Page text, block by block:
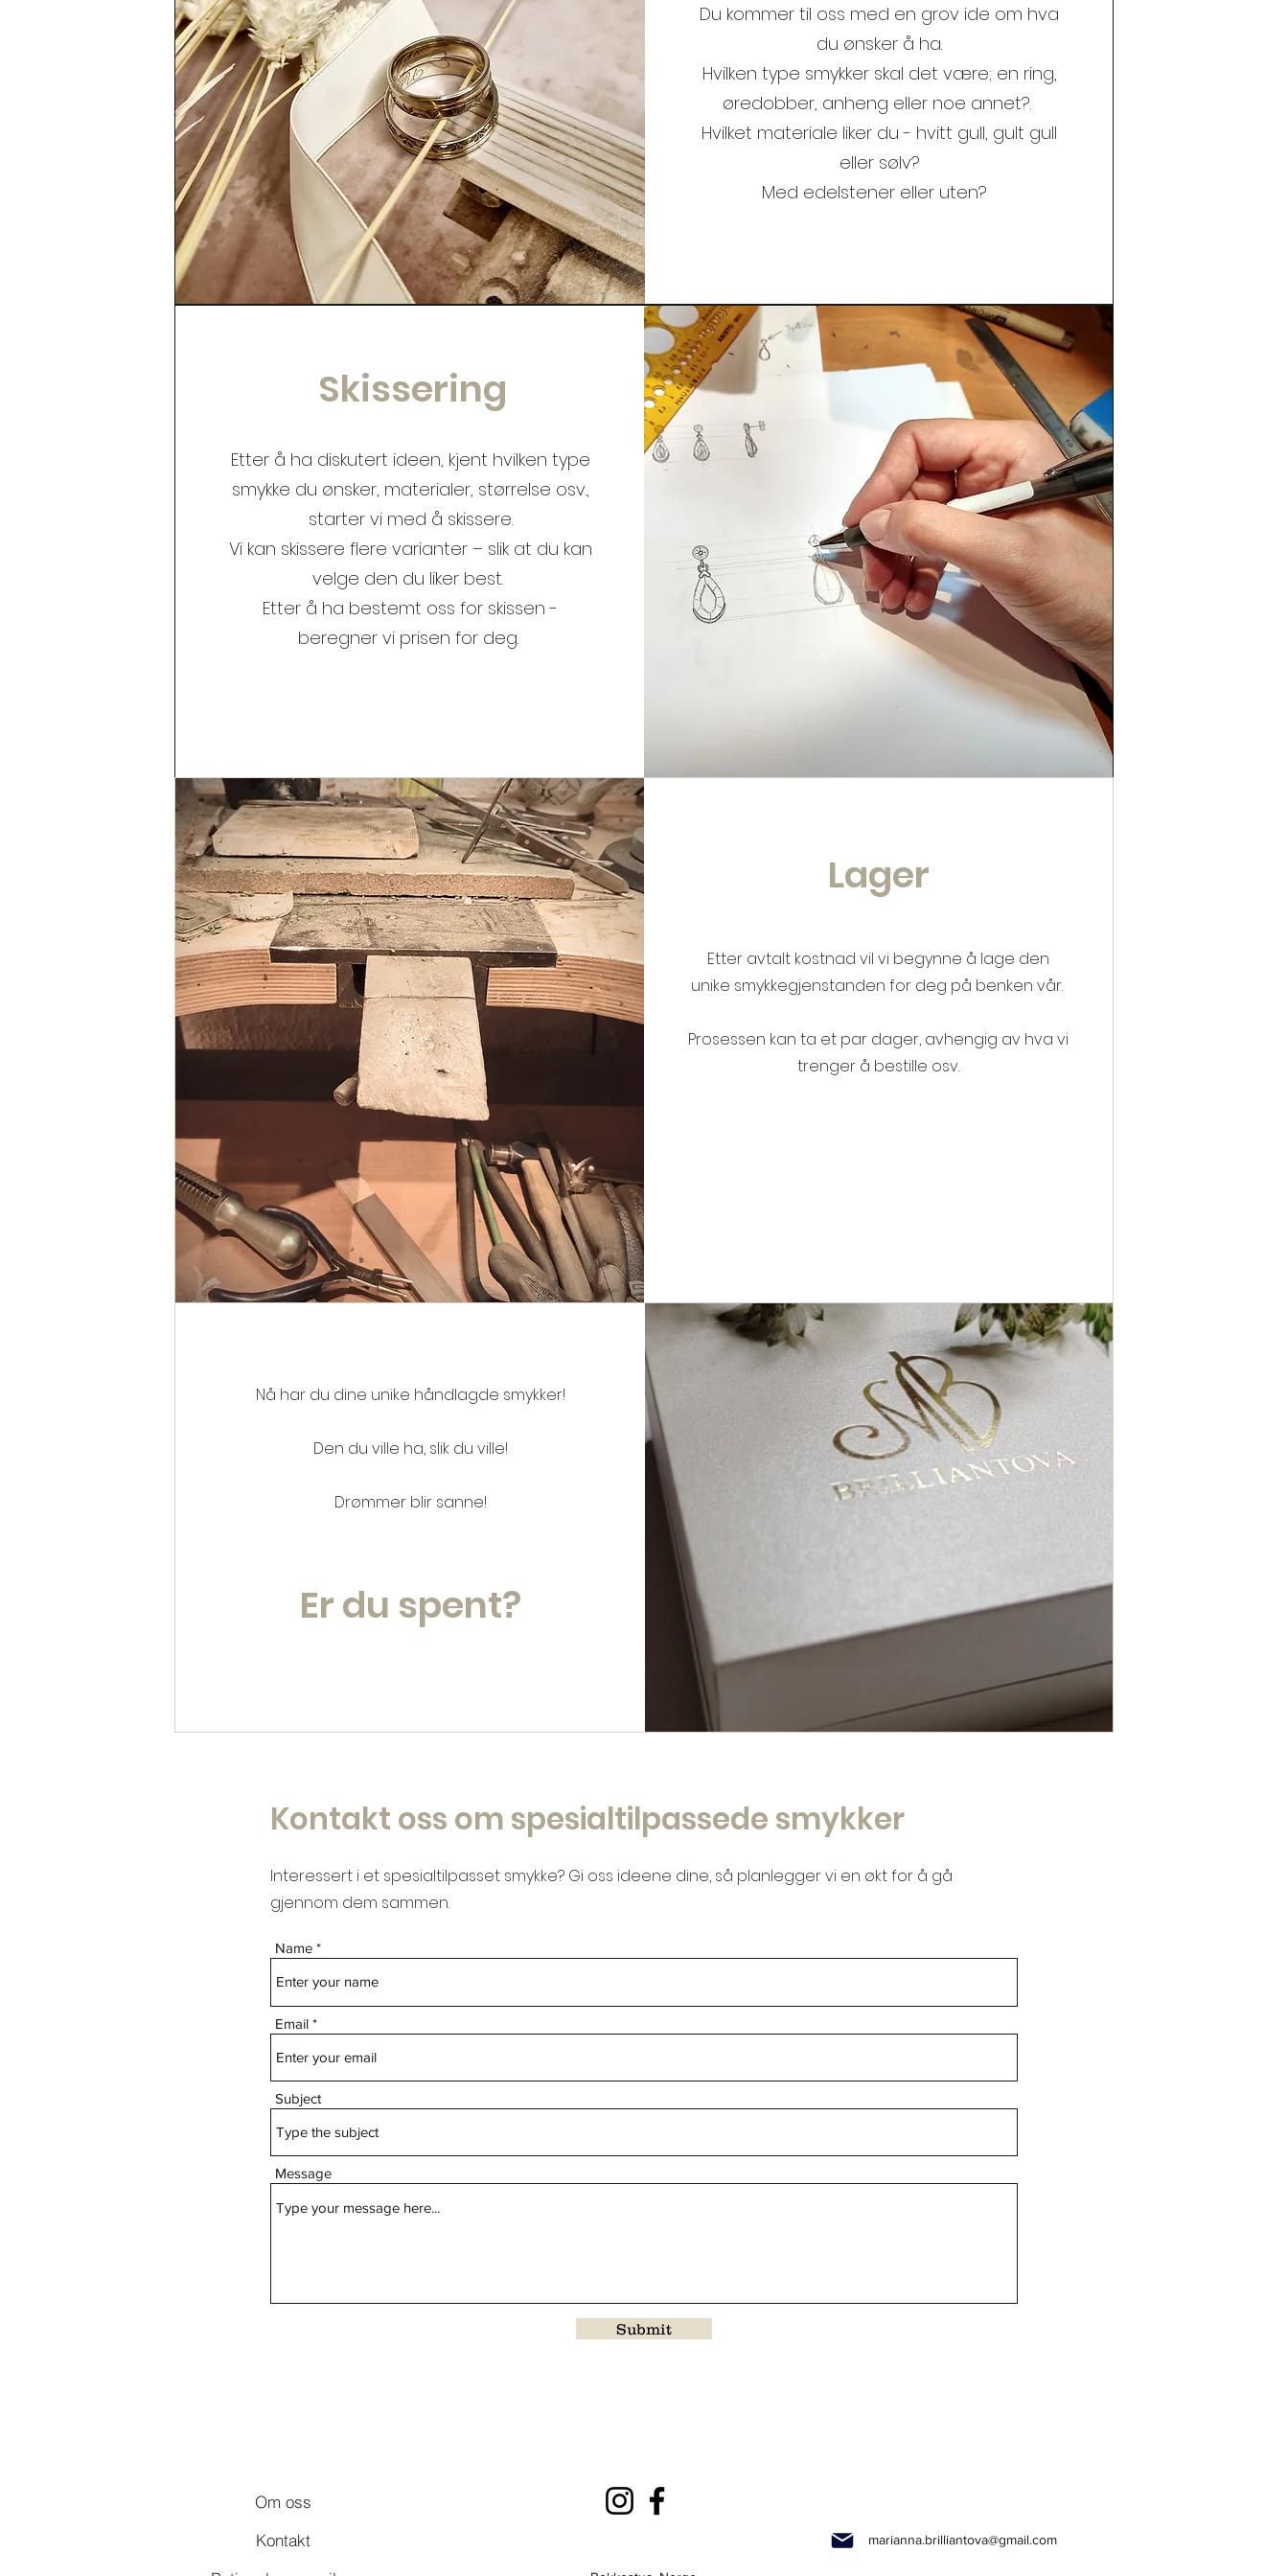
Du kommer til oss med en grov ide om hva
du ønsker å ha.
Hvilken type smykker skal det være; en ring,
øredobber, anheng eller noe annet?.
Hvilket materiale liker du - hvitt gull, gult gull
eller sølv?
Med edelstener eller uten?
Skissering
Etter å ha diskutert ideen, kjent hvilken type
smykke du ønsker, materialer, størrelse osv.,
starter vi med å skissere.
Vi kan skissere flere varianter – slik at du kan
velge den du liker best.
Etter å ha bestemt oss for skissen -
beregner vi prisen for deg.
Etter avtalt kostnad vil vi begynne å lage den
unike smykkegjenstanden for deg på benken vår.
Prosessen kan ta et par dager, avhengig av hva vi
trenger å bestille osv.
Lager
Nå har du dine unike håndlagde smykker!
Den du ville ha, slik du ville!
Drømmer blir sanne!
Er du spent?
Kontakt oss om spesialtilpassede smykker
Interessert i et spesialtilpasset smykke? Gi oss ideene dine, så planlegger vi en økt for å gå
gjennom dem sammen.
Name
Email
Subject
Message
Submit
Om oss
Kontakt
marianna.brilliantova@gmail.com